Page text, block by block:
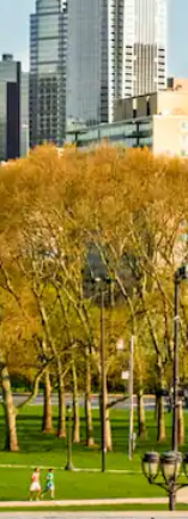
arriba y hacia abajo,